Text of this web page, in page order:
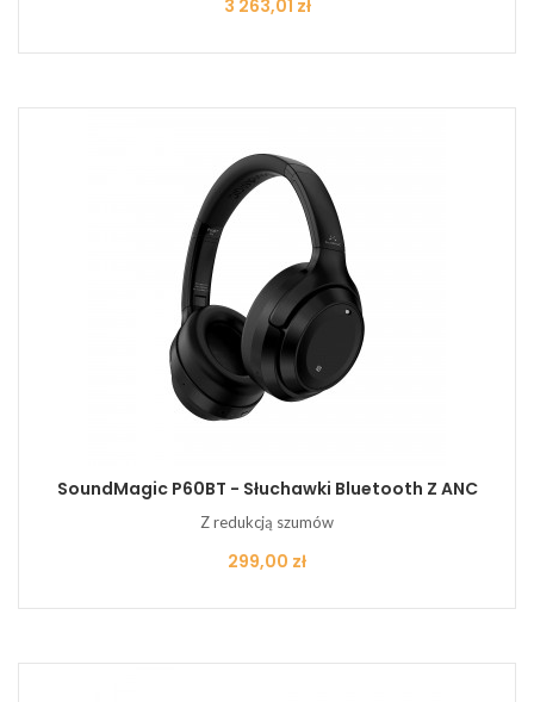
3 263,01 zł
SoundMagic P60BT - Słuchawki Bluetooth Z ANC
Z redukcją szumów
Cena
299,00 zł